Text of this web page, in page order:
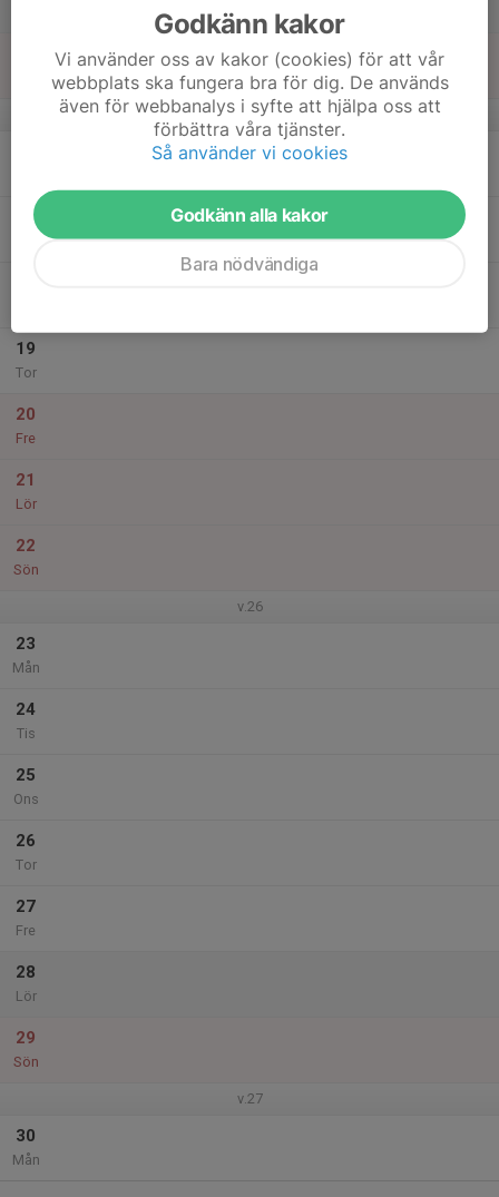
Källbrinks IP
09:00
18:00
Huddingespelen, Lämlarna
Källbrinks IP
v.25
17
20:00
Lämlarna träning
Rödstu Hage
19
Tor
20
Fre
21
Lör
22
Sön
v.26
23
Mån
24
Tis
25
Ons
26
Tor
27
Fre
28
Lör
29
Sön
v.27
30
Mån
Godkänn kakor
Vi använder oss av kakor (cookies) för att vår
webbplats ska fungera bra för dig. De används
även för webbanalys i syfte att hjälpa oss att
förbättra våra tjänster.
Så använder vi cookies
Godkänn alla kakor
Bara nödvändiga